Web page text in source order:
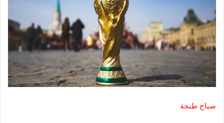
صباح طنجة